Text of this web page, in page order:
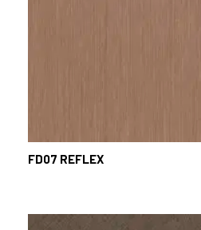
FD07 REFLEX